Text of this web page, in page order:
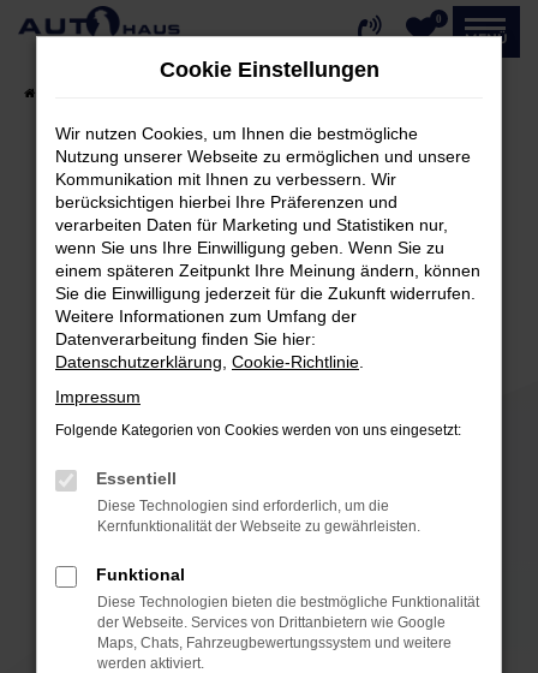
Zum
0
MENÜ
Fehler: Network Error
Beim Laden ist ein Fehler aufgetreten.
Hier sind ein paar Tipps, die dir helfen können:
Überprüfe deine Firewall und deine
Internetverbindung.
Laden andere Webseiten, zum Beispiel deine
Suchmaschine?
Prüfe deine Browsererweiterungen.
können das Laden bestimmter Seiten
verhindern. Funktioniert die Seite in einem
anderen Browser oder in einem privaten
Fenster?
Starte dein Gerät neu.
Das kann manchmal helfen, vorübergehende
Probleme zu beheben.
Cookie Einstellungen
Wir nutzen Cookies, um Ihnen die bestmögliche
Nutzung unserer Webseite zu ermöglichen und unsere
Kommunikation mit Ihnen zu verbessern. Wir
berücksichtigen hierbei Ihre Präferenzen und
verarbeiten Daten für Marketing und Statistiken nur,
wenn Sie uns Ihre Einwilligung geben. Wenn Sie zu
einem späteren Zeitpunkt Ihre Meinung ändern, können
Sie die Einwilligung jederzeit für die Zukunft widerrufen.
Weitere Informationen zum Umfang der
Datenverarbeitung finden Sie hier:
Datenschutzerklärung Cookie-Richtlinie
Impressum
Folgende Kategorien von Cookies werden von uns eingesetzt:
Essentiell
Diese Technologien sind erforderlich, um die
Kernfunktionalität der Webseite zu gewährleisten.
Funktional
Diese Technologien bieten die bestmögliche Funktionalität
der Webseite. Services von Drittanbietern wie Google
Maps, Chats, Fahrzeugbewertungssystem und weitere
werden aktiviert.